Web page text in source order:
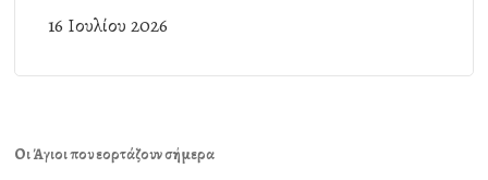
16 Ιουλίου 2026
Οι Άγιοι που εορτάζουν σήμερα